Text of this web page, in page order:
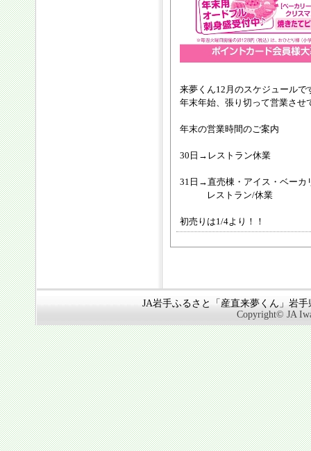
来夢くん12月のスケジュールで
年末年始、張り切って営業させ
年末の営業時間のご案内
30日→レストラン休業
31日→直売棟・アイス・ベーカ
レストラン/休業
初売りは1/4より！！
JA岩手ふるさと「産直来夢くん」岩
Copyright© JA